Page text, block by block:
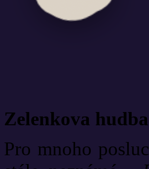
Zelenkova
Pro mnoho